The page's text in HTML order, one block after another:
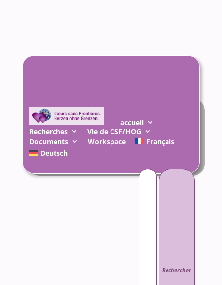
accueil
Recherches
Vie de CSF/HOG
Documents
Workspace
Français
Deutsch
Rechercher :